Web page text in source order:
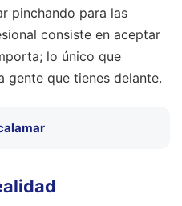
pinchando para las
consiste en aceptar
lo único que
gente que tienes delante.